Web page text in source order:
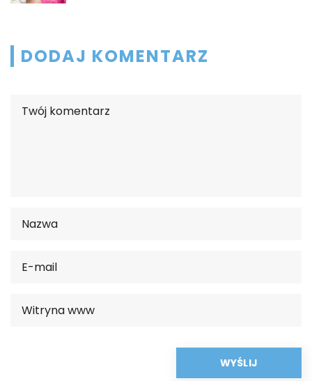
DODAJ KOMENTARZ